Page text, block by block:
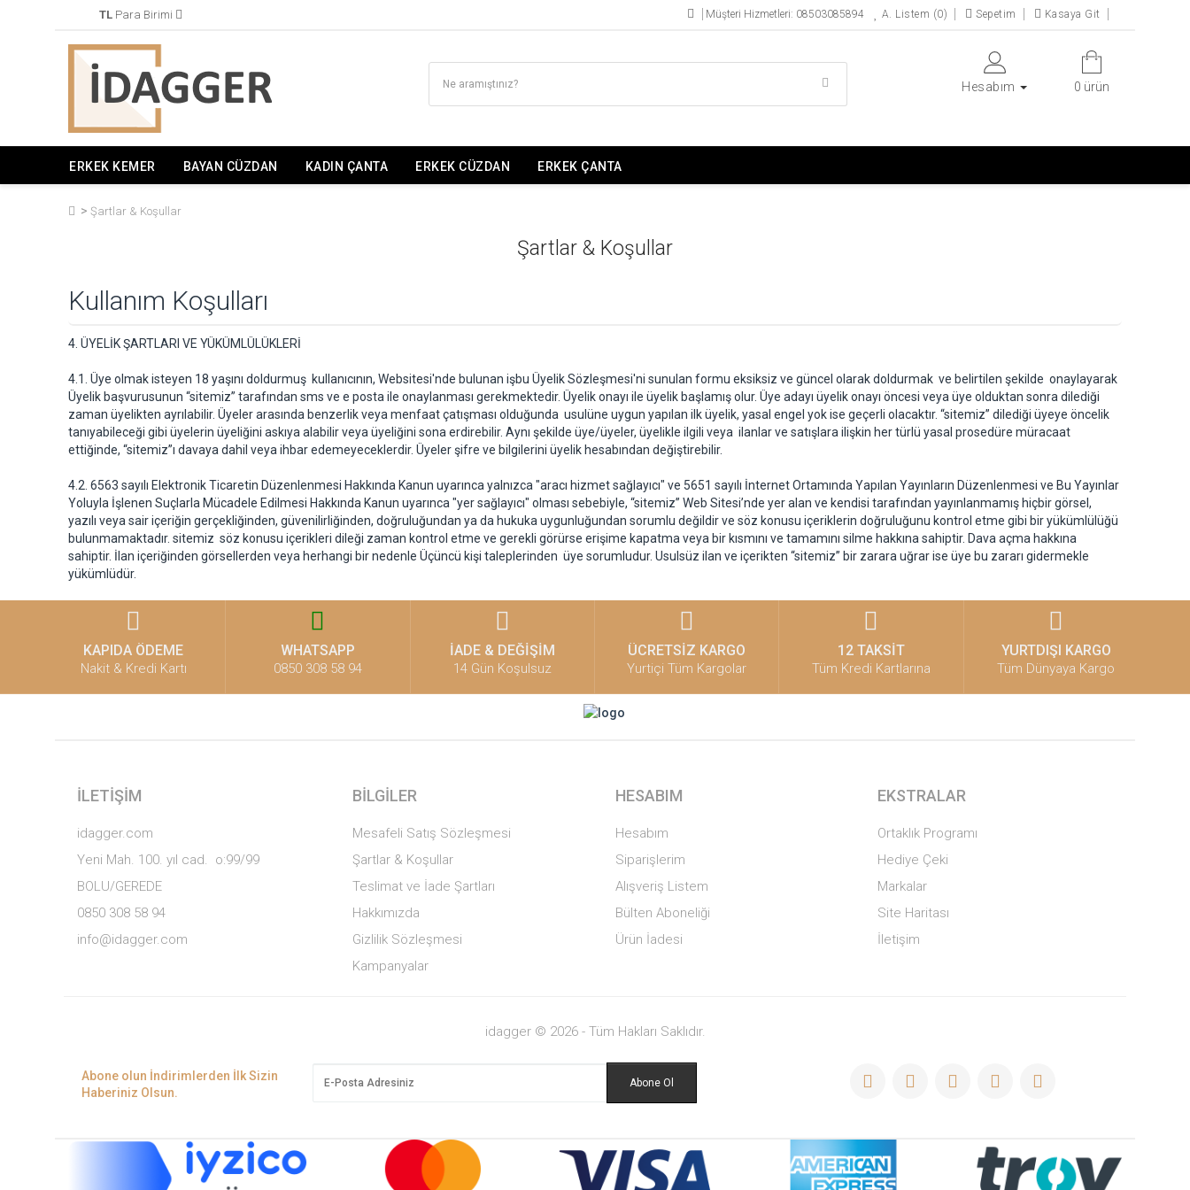
TL Para Birimi Müşteri Hizmetleri: 08503085894 A. Listem (0) Sepetim Kasaya Git
Hesabım 0 ürün
ERKEK KEMER BAYAN CÜZDAN KADIN ÇANTA ERKEK CÜZDAN ERKEK ÇANTA
Şartlar & Koşullar
Şartlar & Koşullar
Kullanım Koşulları
4. ÜYELİK ŞARTLARI VE YÜKÜMLÜLÜKLERİ
4.1. Üye olmak isteyen 18 yaşını doldurmuş kullanıcının, Websitesi'nde bulunan işbu Üyelik Sözleşmesi'ni sunulan formu eksiksiz ve güncel olarak doldurmak ve belirtilen şekilde onaylayarak
Üyelik başvurusunun “sitemiz” tarafından sms ve e posta ile onaylanması gerekmektedir. Üyelik onayı ile üyelik başlamış olur. Üye adayı üyelik onayı öncesi veya üye olduktan sonra dilediği
zaman üyelikten ayrılabilir. Üyeler arasında benzerlik veya menfaat çatışması olduğunda usulüne uygun yapılan ilk üyelik, yasal engel yok ise geçerli olacaktır. “sitemiz” dilediği üyeye öncelik
tanıyabileceği gibi üyelerin üyeliğini askıya alabilir veya üyeliğini sona erdirebilir. Aynı şekilde üye/üyeler, üyelikle ilgili veya ilanlar ve satışlara ilişkin her türlü yasal prosedüre müracaat
ettiğinde, “sitemiz”ı davaya dahil veya ihbar edemeyeceklerdir. Üyeler şifre ve bilgilerini üyelik hesabından değiştirebilir.
4.2. 6563 sayılı Elektronik Ticaretin Düzenlenmesi Hakkında Kanun uyarınca yalnızca "aracı hizmet sağlayıcı" ve 5651 sayılı İnternet Ortamında Yapılan Yayınların Düzenlenmesi ve Bu Yayınlar
Yoluyla İşlenen Suçlarla Mücadele Edilmesi Hakkında Kanun uyarınca "yer sağlayıcı" olması sebebiyle, “sitemiz” Web Sitesi’nde yer alan ve kendisi tarafından yayınlanmamış hiçbir görsel,
yazılı veya sair içeriğin gerçekliğinden, güvenilirliğinden, doğruluğundan ya da hukuka uygunluğundan sorumlu değildir ve söz konusu içeriklerin doğruluğunu kontrol etme gibi bir yükümlülüğü
bulunmamaktadır. sitemiz söz konusu içerikleri dileği zaman kontrol etme ve gerekli görürse erişime kapatma veya bir kısmını ve tamamını silme hakkına sahiptir. Dava açma hakkına
sahiptir. İlan içeriğinden görsellerden veya herhangi bir nedenle Üçüncü kişi taleplerinden üye sorumludur. Usulsüz ilan ve içerikten “sitemiz” bir zarara uğrar ise üye bu zararı gidermekle
yükümlüdür.
KAPIDA ÖDEME
Nakit & Kredi Kartı
WHATSAPP
0850 308 58 94
İADE & DEĞİŞİM
14 Gün Koşulsuz
ÜCRETSİZ KARGO
Yurtiçi Tüm Kargolar
12 TAKSİT
Tüm Kredi Kartlarına
YURTDIŞI KARGO
Tüm Dünyaya Kargo
İLETIŞIM
idagger.com
Yeni Mah. 100. yıl cad. o:99/99
BOLU/GEREDE
0850 308 58 94
info@idagger.com
BILGILER
Mesafeli Satış Sözleşmesi
Şartlar & Koşullar
Teslimat ve İade Şartları
Hakkımızda
Gizlilik Sözleşmesi
Kampanyalar
HESABIM
Hesabım
Siparişlerim
Alışveriş Listem
Bülten Aboneliği
Ürün İadesi
EKSTRALAR
Ortaklık Programı
Hediye Çeki
Markalar
Site Haritası
İletişim
idagger © 2026 - Tüm Hakları Saklıdır.
Abone olun İndirimlerden İlk Sizin
Haberiniz Olsun.
Abone Ol